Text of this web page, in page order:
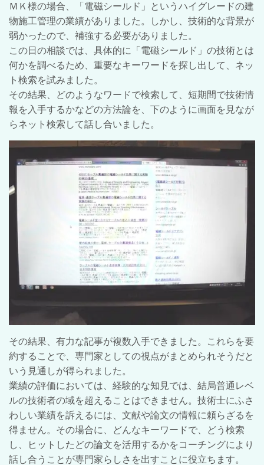
ＭＫ様の場合、「電磁シールド」というハイグレードの建
物施工管理の業績がありました。しかし、技術的な背景が
弱かったので、補強する必要がありました。
この日の相談では、具体的に「電磁シールド」の技術とは
何かを調べるため、重要なキーワードを探し出して、ネッ
ト検索を試みました。
その結果、どのようなワードで検索して、短期間で技術情
報を入手するかなどの方法論を、下のように画面を見なが
らネット検索して話し合いました。
その結果、有力な記事が複数入手できました。これらを要
約することで、専門家としての視点がまとめられそうだと
いう見通しが得られました。
業績の評価においては、経験的な知見では、結局普通レベ
ルの技術者の域を超えることはできません。技術士にふさ
わしい業績を訴えるには、文献や論文の情報に頼らざるを
得ません。その場合に、どんなキーワードで、どう検索
し、ヒットしたどの論文を活用するかをコーチングにより
話し合うことが専門家らしさを出すことに役立ちます。